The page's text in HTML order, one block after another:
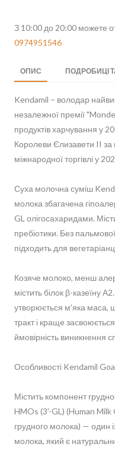
З 10:00 до 20:00 можете
0974951546
ОПИС ПОДРОБИЦІ
Kendamil – володар
незалежної премії
продуктів харчування у
Королеви Єлизавети II за
міжнародної торгівлі у
Суха молочна суміш
молока збагачена
GL олігосахаридами.
пребіотики. Без
підходить для
Козяче молоко, менш
містить білок β-казеїну
утворюється м'яка маса,
тракт і краще
ймовірність виникнення
Особливості Kendamil
Містить компонент
HMOs (3'-GL) (Human Milk
грудного молока) — один
молока, який є